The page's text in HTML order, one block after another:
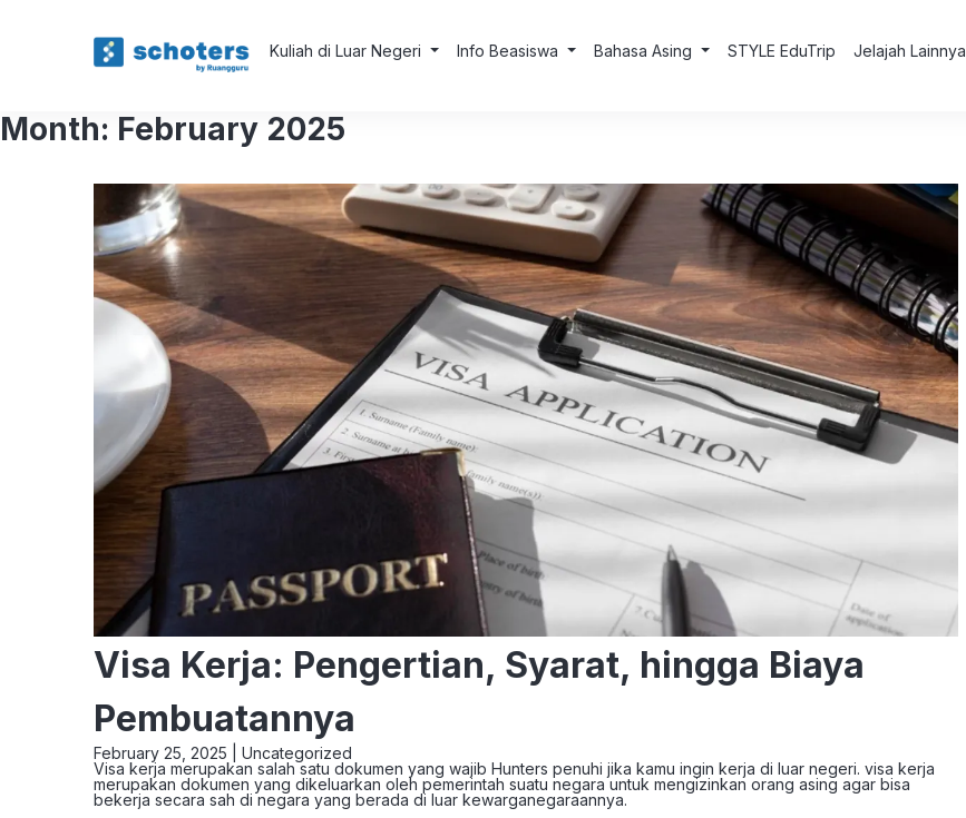
Kuliah di Luar Negeri Info Beasiswa Bahasa Asing STYLE EduTrip Jelajah Lainnya
Month: February 2025
Visa Kerja: Pengertian, Syarat, hingga Biaya
Pembuatannya
February 25, 2025 | Uncategorized
Visa kerja merupakan salah satu dokumen yang wajib Hunters penuhi jika kamu ingin kerja di luar negeri. visa kerja
merupakan dokumen yang dikeluarkan oleh pemerintah suatu negara untuk mengizinkan orang asing agar bisa
bekerja secara sah di negara yang berada di luar kewarganegaraannya.